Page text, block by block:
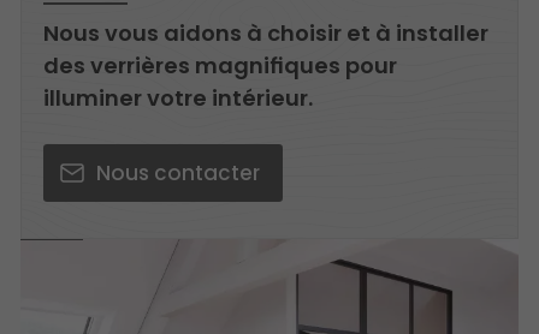
Nous vous aidons à choisir et à installer
des verrières magnifiques pour
illuminer votre intérieur.
Nous contacter